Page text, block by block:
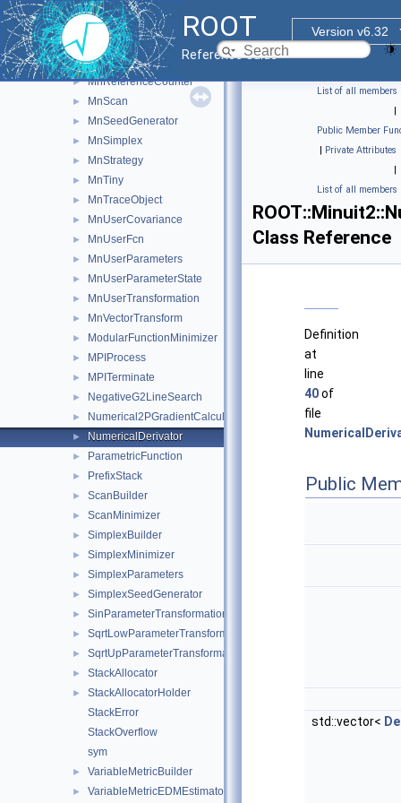
ROOT
Version v6.32
Reference Guide
► MnPlot
► MnPosDef
► MnPrint
► MnRefCountedPointer
► MnReferenceCounter
► MnScan
► MnSeedGenerator
► MnSimplex
► MnStrategy
► MnTiny
► MnTraceObject
► MnUserCovariance
► MnUserFcn
► MnUserParameters
► MnUserParameterState
► MnUserTransformation
► MnVectorTransform
► ModularFunctionMinimizer
► MPIProcess
► MPITerminate
► NegativeG2LineSearch
► Numerical2PGradientCalculator
► NumericalDerivator
► ParametricFunction
► PrefixStack
► ScanBuilder
► ScanMinimizer
► SimplexBuilder
► SimplexMinimizer
► SimplexParameters
► SimplexSeedGenerator
► SinParameterTransformation
► SqrtLowParameterTransformation
► SqrtUpParameterTransformation
► StackAllocator
►
StackAllocatorHolder
StackError
StackOverflow
sym
► VariableMetricBuilder
► VariableMetricEDMEstimator
List of all members
|
Public Member
| Private Attributes
|
List of all members
Class Reference
Definition
at
line
40of
file
Public
std::vector<